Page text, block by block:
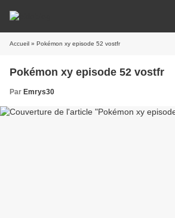
Accueil » Pokémon xy episode 52 vostfr
Pokémon xy episode 52 vostfr
Par Emrys30